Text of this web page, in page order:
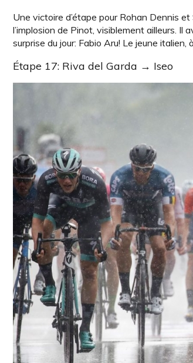
Une victoire d’étape pour Rohan Dennis
l’implosion de Pinot, visiblement ailleurs. Il
surprise du jour: Fabio Aru! Le jeune
Étape 17: Riva del Garda → Iseo